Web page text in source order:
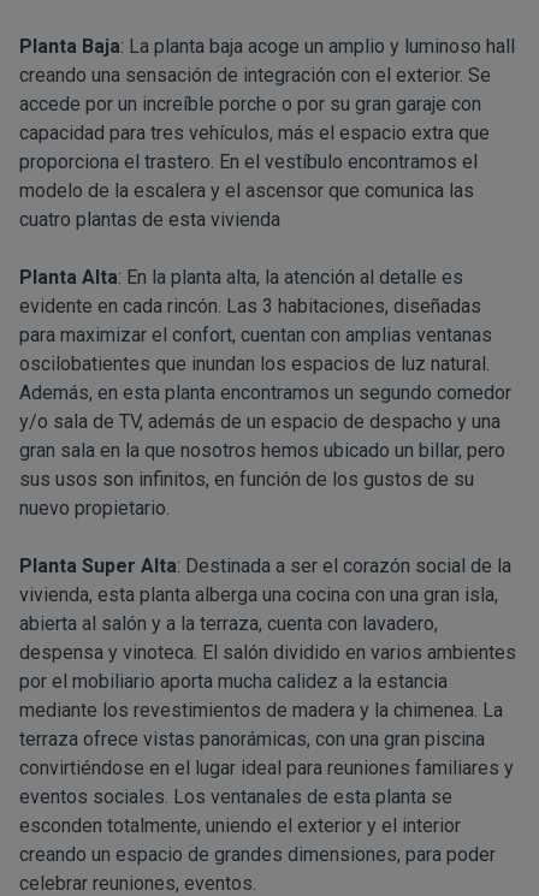
Planta Baja: La planta baja acoge un amplio y luminoso hall
creando una sensación de integración con el exterior. Se
accede por un increíble porche o por su gran garaje con
capacidad para tres vehículos, más el espacio extra que
proporciona el trastero. En el vestíbulo encontramos el
modelo de la escalera y el ascensor que comunica las
cuatro plantas de esta vivienda
Planta Alta: En la planta alta, la atención al detalle es
evidente en cada rincón. Las 3 habitaciones, diseñadas
para maximizar el confort, cuentan con amplias ventanas
oscilobatientes que inundan los espacios de luz natural.
Además, en esta planta encontramos un segundo comedor
y/o sala de TV, además de un espacio de despacho y una
gran sala en la que nosotros hemos ubicado un billar, pero
sus usos son infinitos, en función de los gustos de su
nuevo propietario.
Planta Super Alta: Destinada a ser el corazón social de la
vivienda, esta planta alberga una cocina con una gran isla,
abierta al salón y a la terraza, cuenta con lavadero,
despensa y vinoteca. El salón dividido en varios ambientes
por el mobiliario aporta mucha calidez a la estancia
mediante los revestimientos de madera y la chimenea. La
terraza ofrece vistas panorámicas, con una gran piscina
convirtiéndose en el lugar ideal para reuniones familiares y
eventos sociales. Los ventanales de esta planta se
esconden totalmente, uniendo el exterior y el interior
creando un espacio de grandes dimensiones, para poder
celebrar reuniones, eventos.